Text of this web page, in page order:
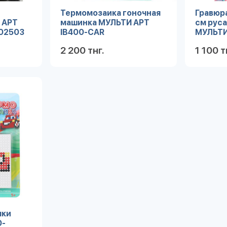
Термомозаика гоночная
машинка МУЛЬТИ АРТ
IB400-CAR
2 200 тнг.
см
1 100